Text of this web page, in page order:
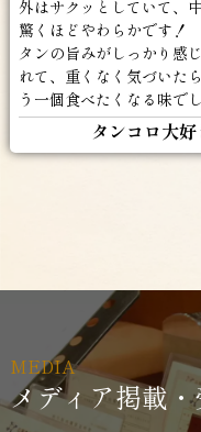
外はサクッとしていて、
驚くほどやわらかです！
タンの旨みがしっかり感
れて、重くなく気づいた
う一個食べたくなる味で
(^^♪
タンコロ大
MEDIA
メディア掲載